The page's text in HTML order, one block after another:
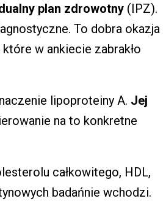
plan zdrowotny (IPZ).
To dobra okazja
w ankiecie zabrakło
lipoproteiny A. Jej
na to konkretne
całkowitego, HDL,
badańnie wchodzi.